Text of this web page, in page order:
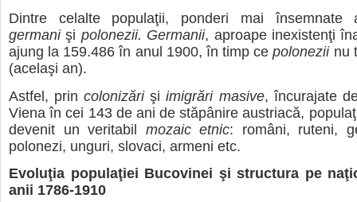
Dintre celalte populaţii, ponderi mai însemnate
germanişi polonezii. Germanii, aproape inexistenţi
ajung la 159.486 în anul 1900, în timp cepolonezii nu
(acelaşi an).
Astfel, princolonizărişiimigrări masive, încurajate
Viena în cei 143 de ani de stăpânire austriacă,
devenit un veritabil mozaic etnic: români, ruteni,
polonezi, unguri, slovaci, armeni etc.
Evoluţia populaţiei Bucovinei şi structura pe
anii 1786-1910